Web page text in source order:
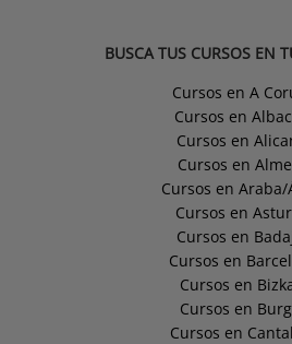
BUSCA TUS CURSOS EN
Cursos en A
Cursos en
Cursos en
Cursos en
Cursos en Araba/
Cursos en
Cursos en
Cursos en
Cursos en
Cursos en
Cursos en